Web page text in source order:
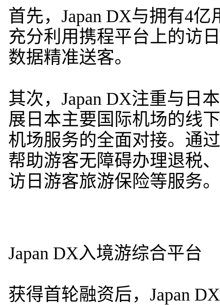
首先，Japan DX与拥有4
充分利用携程平台上的访
数据精准送客。
其次，Japan DX注重与日
展日本主要国际机场的线
机场服务的全面对接。通
帮助游客无障碍办理退税
访日游客旅游保险等服务。
Japan DX入境游综合平台
获得首轮融资后，Japan